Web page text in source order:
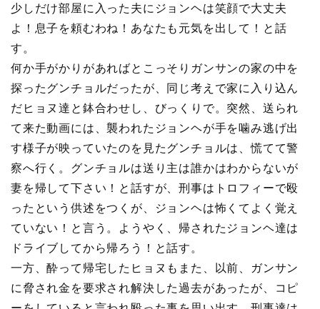
少しだけ部屋に入った夫にジョンヘは笑顔で大丈夫
よ！息子を頼むわね！あなたも元気を出して！と話
す。
何か手がかりがあればとこっそりガンサンの家の中を
探ったグンチョルだったが、同じ考えで家に入り込ん
だヒョヌ達と鉢合わせし、びっくりで。突然、送られ
て来た動画には、襲われたジョンヘが手を噛み逃げ出
す様子が映っていたのを見たグンチョルは、慌てて警
察へ行く。グンチョルは送り主は誰かはわからないが
妻を帰して下さい！と話すが、刑事はトロフィーで殴
ったという供述をつくが、ジョンヘは怖くてよく覚え
ていない！と言う。ようやく、帰されたジョンヘ達は
ドライブしてから帰ろう！と話す。
一方、酔って帰宅したヒョヌもまた、以前、ガンサン
に脅され金を要求され解決した過去があったが、コピ